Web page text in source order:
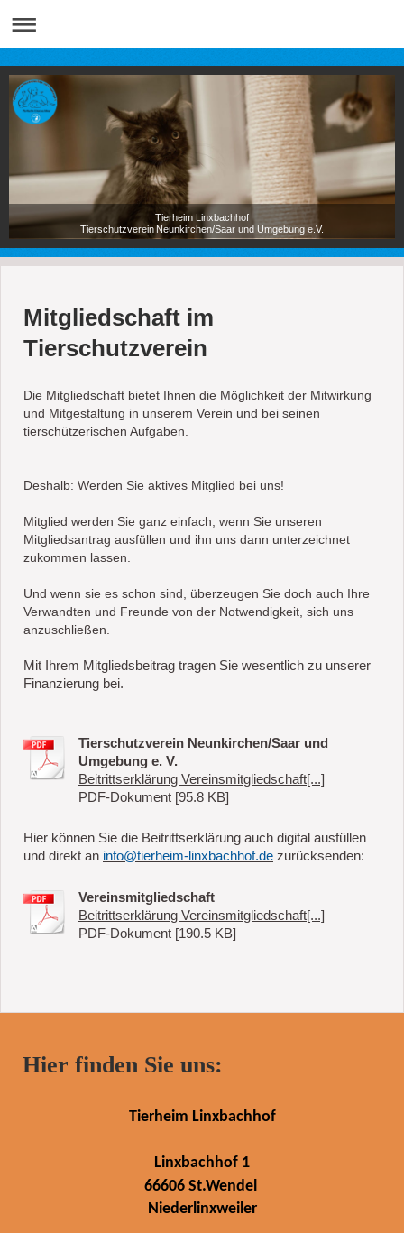
Tierheim Linxbachhof
Tierschutzverein Neunkirchen/Saar und Umgebung e.V.
Mitgliedschaft im
Tierschutzverein
Die Mitgliedschaft bietet Ihnen die Möglichkeit der Mitwirkung
und Mitgestaltung in unserem Verein und bei seinen
tierschützerischen Aufgaben.
Deshalb: Werden Sie aktives Mitglied bei uns!
Mitglied werden Sie ganz einfach, wenn Sie unseren
Mitgliedsantrag ausfüllen und ihn uns dann unterzeichnet
zukommen lassen.
Und wenn sie es schon sind, überzeugen Sie doch auch Ihre
Verwandten und Freunde von der Notwendigkeit, sich uns
anzuschließen.
Mit Ihrem Mitgliedsbeitrag tragen Sie wesentlich zu unserer
Finanzierung bei.
Tierschutzverein Neunkirchen/Saar und
Umgebung e. V.
Beitrittserklärung Vereinsmitgliedschaft[...]
PDF-Dokument [95.8 KB]
Hier können Sie die Beitrittserklärung auch digital ausfüllen
und direkt an info@tierheim-linxbachhof.de zurücksenden:
Vereinsmitgliedschaft
Beitrittserklärung Vereinsmitgliedschaft[...]
PDF-Dokument [190.5 KB]
Hier finden Sie uns:
Tierheim Linxbachhof
Linxbachhof 1
66606 St.Wendel
Niederlinxweiler